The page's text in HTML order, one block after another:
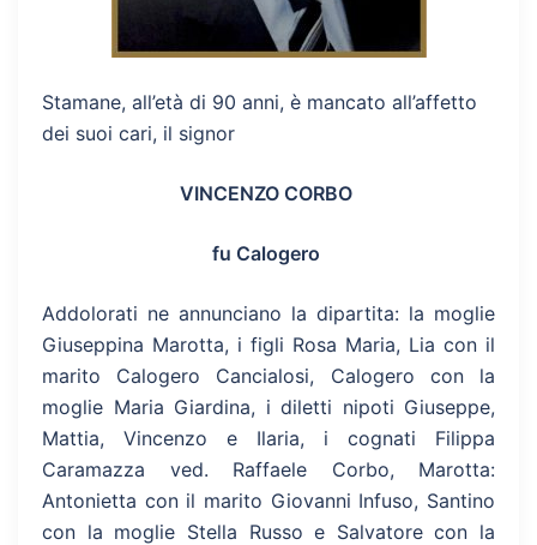
Stamane, all’età di 90 anni, è mancato all’affetto
dei suoi cari, il signor
VINCENZO CORBO
fu Calogero
Addolorati ne annunciano la dipartita: la moglie
Giuseppina Marotta, i figli Rosa Maria, Lia con il
marito Calogero Cancialosi, Calogero con la
moglie Maria Giardina, i diletti nipoti Giuseppe,
Mattia, Vincenzo e Ilaria, i cognati Filippa
Caramazza ved. Raffaele Corbo, Marotta:
Antonietta con il marito Giovanni Infuso, Santino
con la moglie Stella Russo e Salvatore con la